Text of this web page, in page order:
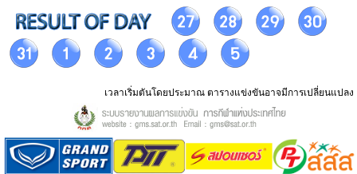
เวลาเริ่มตันโดยประมาณ ตารางแข่งขันอาจมีการเปลี่ยนแปลง